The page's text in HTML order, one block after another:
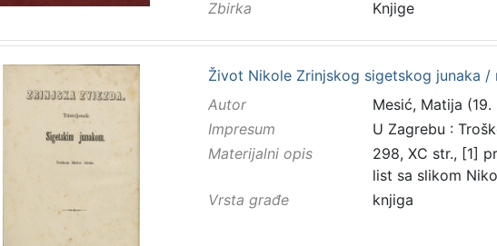
Zbirka
Knjige
Život Nikole Zrinjskog sigetskog junaka /
Autor
Mesić, Matija (19.
Impresum
U Zagrebu :
Materijalni opis
298, XC str., [1]
list sa slikom
Vrsta građe
knjiga